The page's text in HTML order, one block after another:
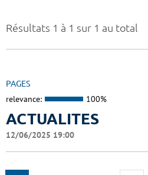
Résultats 1 à 1 sur 1 au total
PAGES
relevance: 100%
ACTUALITES
12/06/2025 19:00